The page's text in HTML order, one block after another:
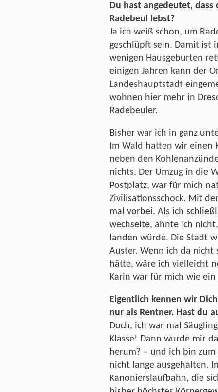
Du hast angedeutet,
Radebeul lebst?
Ja ich weiß schon, um
geschlüpft sein. Damit ist
wenigen Hausgeburten
einigen Jahren kann der
Landeshauptstadt
wohnen hier mehr in
Radebeuler.
Bisher war ich in ganz
Im Wald hatten wir einen
neben den
nichts. Der Umzug in die
Postplatz, war für mich
Zivilisationsschock. Mit
mal vorbei. Als ich
wechselte, ahnte ich
landen würde. Die Stadt
Auster. Wenn ich da nicht
hätte, wäre ich vielleicht
Karin war für mich wie ein
Eigentlich kennen wir Dich
nur als Rentner. Hast du
Doch, ich war mal
Klasse! Dann wurde mir
herum? – und ich bin zum
nicht lange ausgehalten.
Kanonierslaufbahn, die